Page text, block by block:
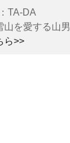
TA-DA
山を愛する山男
ら>>